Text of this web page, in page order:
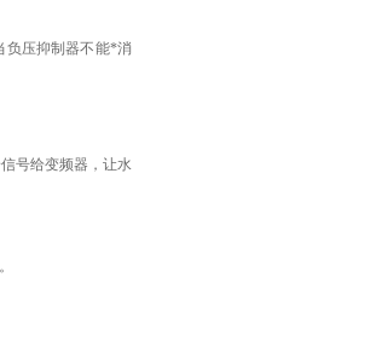
负压抑制器不能*消
号给变频器，让水